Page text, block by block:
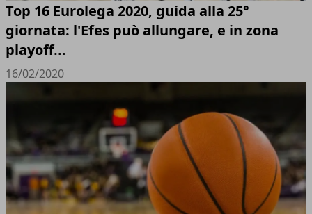
Top 16 Eurolega 2020, guida alla 25°
giornata: l'Efes può allungare, e in zona
playoff...
16/02/2020